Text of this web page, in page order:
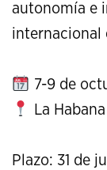
autonomía e
internacional
7-9 de
La Habana
Plazo: 31 de